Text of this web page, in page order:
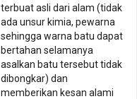
terbuat asli dari alam (tidak
ada unsur kimia, pewarna
sehingga warna batu dapat
bertahan selamanya
asalkan batu tersebut tidak
dibongkar) dan
memberikan kesan alami